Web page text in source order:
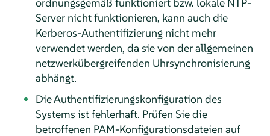
Server nicht funktionieren, kann auch die
Kerberos-Authentifizierung nicht mehr
verwendet werden, da sie von der allgemeinen
netzwerkübergreifenden Uhrsynchronisierung
abhängt.
Die Authentifizierungskonfiguration des
Systems ist fehlerhaft. Prüfen Sie die
betroffenen PAM-Konfigurationsdateien auf